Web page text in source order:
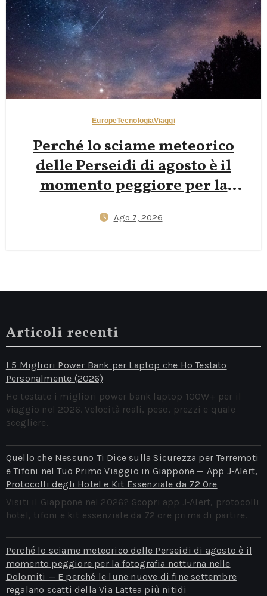
EuropeTecnologiaViaggi
Perché lo sciame meteorico
delle Perseidi di agosto è il
momento peggiore per la
Dolomiti — E perché le lune
Ago 7, 2026
Articoli recenti
I 5 Migliori Power Bank per Laptop che Ho Testato
Personalmente (2026)
Ho testato i migliori power bank laptop 100W+ per il
viaggio nel 2026. Velocità reali, peso, prezzi e quale
scegliere.
Quello che Nessuno Ti Dice sulla Sicurezza per Terremoti
e Tifoni nel Tuo Primo Viaggio in Giappone — App J‑Alert,
Protocolli degli Hotel e Kit Essenziale da 72 Ore
Visiti il Giappone nel 2026? Scopri app J‑Alert, protocolli
hotel, tifoni e kit essenziale da 72 ore prima di partire.
Perché lo sciame meteorico delle Perseidi di agosto è il
momento peggiore per la fotografia notturna nelle
Dolomiti — E perché le lune nuove di fine settembre
regalano scatti della Via Lattea più nitidi